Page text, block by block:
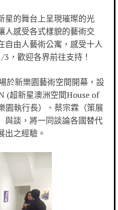
星的舞台上呈現璀璨的光
人感受各式樣貌的藝術交
自由人藝術公寓，感受十人
，歡迎各界前往支持！
於新樂園藝術空間開幕，設
(超新星澳洲空間House of
園執行長）、蔡宗霖（策展
與談，將一同談論各國替代
出之經驗。